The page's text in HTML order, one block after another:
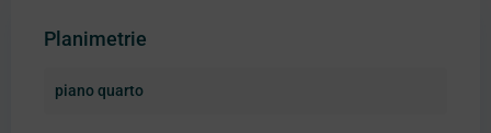
Planimetrie
piano quarto